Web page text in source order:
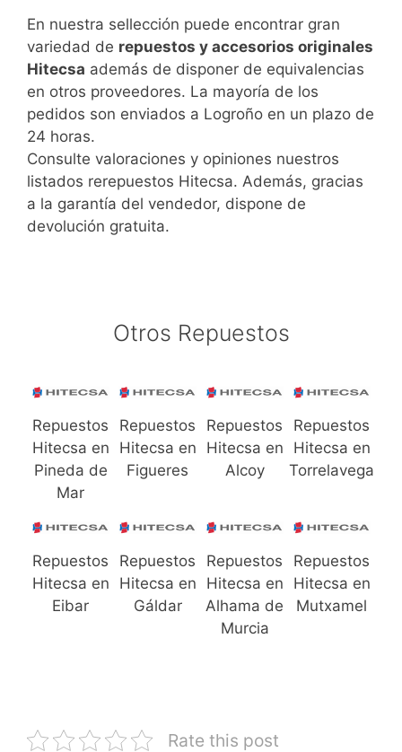
En nuestra sellección puede encontrar gran
variedad de repuestos y accesorios originales
Hitecsa además de disponer de equivalencias
en otros proveedores. La mayoría de los
pedidos son enviados a Logroño en un plazo de
24 horas.
Consulte valoraciones y opiniones nuestros
listados rerepuestos Hitecsa. Además, gracias
a la garantía del vendedor, dispone de
devolución gratuita.
Otros Repuestos
Repuestos
Hitecsa en
Pineda de
Mar
Repuestos
Hitecsa en
Figueres
Repuestos
Hitecsa en
Alcoy
Repuestos
Hitecsa en
Torrelavega
Repuestos
Hitecsa en
Eibar
Repuestos
Hitecsa en
Gáldar
Repuestos
Hitecsa en
Alhama de
Murcia
Repuestos
Hitecsa en
Mutxamel
Rate this post